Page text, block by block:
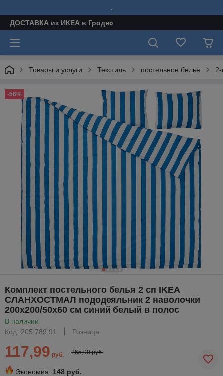
.
ДОСТАВКА из ИКЕА в Гродно
Товары и услуги Текстиль постельное бельё
-56%
Комплект постельного белья 2 сп IKEA
СЛАНХОСТМАЛ пододеяльник 2 наволочки
200x200/50x60 см синий белый в полос
В наличии
Код: 205.789.91
Розница
117,99 руб. 265,99 руб.
Экономия: 148 руб.